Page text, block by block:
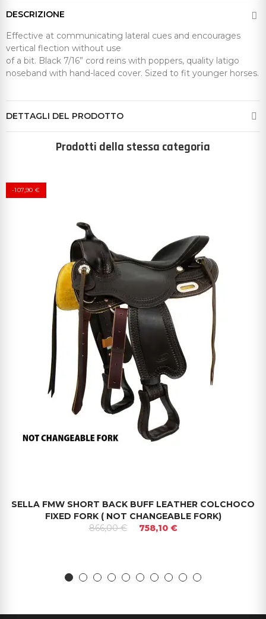
DESCRIZIONE
Effective at communicating lateral cues and encourages
vertical flection without use
of a bit. Black 7/16” cord reins with poppers, quality latigo
noseband with hand-laced cover. Sized to fit younger horses.
DETTAGLI DEL PRODOTTO
Prodotti della stessa categoria
-107,90 €
SELLA FMW SHORT BACK BUFF LEATHER COLCHOCO
FIXED FORK ( NOT CHANGEABLE FORK)
866,00 €
758,10 €